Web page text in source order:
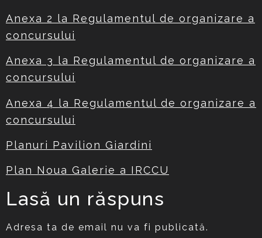
Anexa 2 la Regulamentul de organizare a
concursului
Anexa 3 la Regulamentul de organizare a
concursului
Anexa 4 la Regulamentul de organizare a
concursului
Planuri Pavilion Giardini
Plan Noua Galerie a IRCCU
Lasă un răspuns
Adresa ta de email nu va fi publicată.